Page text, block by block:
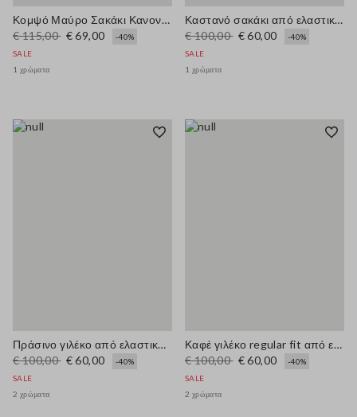
Κομψό Μαύρο Σακάκι Κανονικής Γραμμής με Επένδυση
€ 115,00 € 69,00
-40%
SALE
1 χρώματα
Καστανό σακάκι από ελαστική βισκόζη regular fit
€ 100,00 € 60,00
-40%
SALE
1 χρώματα
Πράσινο γιλέκο από ελαστικό μείγμα λινού και βισκόζης, κανονική εφαρμογή
€ 100,00 € 60,00
-40%
SALE
2 χρώματα
Καφέ γιλέκο regular fit από ελαστικό μίγμα λινό και βισκόζης
€ 100,00 € 60,00
-40%
SALE
2 χρώματα